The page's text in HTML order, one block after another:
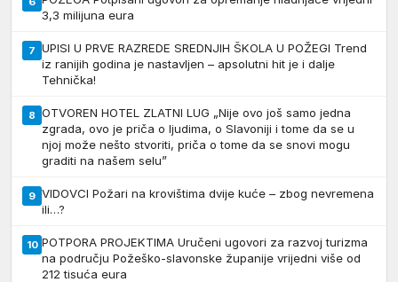
3,3 milijuna eura
7 UPISI U PRVE RAZREDE SREDNJIH ŠKOLA U POŽEGI Trend
iz ranijih godina je nastavljen – apsolutni hit je i dalje
Tehnička!
8 OTVOREN HOTEL ZLATNI LUG „Nije ovo još samo jedna
zgrada, ovo je priča o ljudima, o Slavoniji i tome da se u
njoj može nešto stvoriti, priča o tome da se snovi mogu
graditi na našem selu”
9 VIDOVCI Požari na krovištima dvije kuće – zbog nevremena
ili…?
10 POTPORA PROJEKTIMA Uručeni ugovori za razvoj turizma
na području Požeško-slavonske županije vrijedni više od
212 tisuća eura